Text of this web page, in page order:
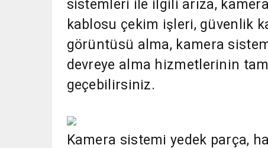
sistemleri ile ilgili arıza,
kablosu çekim işleri, güvenlik
görüntüsü alma, kamera
devreye alma hizmetlerinin
geçebilirsiniz.
Kamera sistemi yedek parça,